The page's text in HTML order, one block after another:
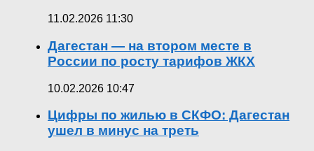
11.02.2026 11:30
Дагестан — на втором месте в
России по росту тарифов ЖКХ
10.02.2026 10:47
Цифры по жилью в СКФО: Дагестан
ушел в минус на треть